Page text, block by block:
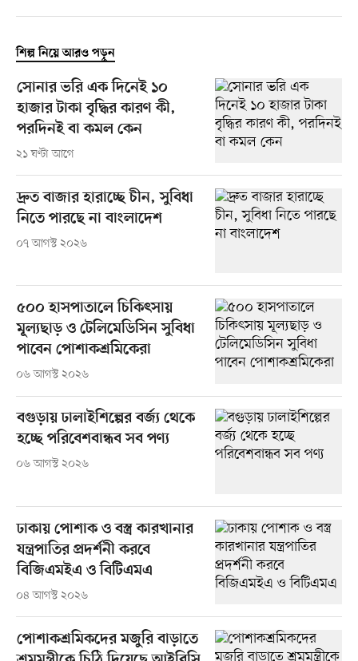
শিল্প নিয়ে আরও পড়ুন
সোনার ভরি এক দিনেই ১০
হাজার টাকা বৃদ্ধির কারণ কী,
পরদিনই বা কমল কেন
২১ ঘণ্টা আগে
দ্রুত বাজার হারাচ্ছে চীন, সুবিধা
নিতে পারছে না বাংলাদেশ
০৭ আগস্ট ২০২৬
৫০০ হাসপাতালে চিকিৎসায়
মূল্যছাড় ও টেলিমেডিসিন সুবিধা
পাবেন পোশাকশ্রমিকেরা
০৬ আগস্ট ২০২৬
বগুড়ায় ঢালাইশিল্পের বর্জ্য থেকে
হচ্ছে পরিবেশবান্ধব সব পণ্য
০৬ আগস্ট ২০২৬
ঢাকায় পোশাক ও বস্ত্র কারখানার
যন্ত্রপাতির প্রদর্শনী করবে
বিজিএমইএ ও বিটিএমএ
০৪ আগস্ট ২০২৬
পোশাকশ্রমিকদের মজুরি বাড়াতে